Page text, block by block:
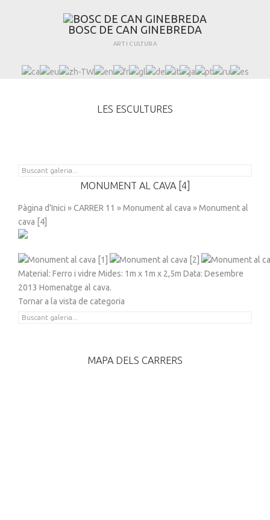
BOSC DE CAN GIN EBREDA
ART I CULTURA
LES ESCULTURES
MONUMENT AL CAVA [4]
Pàgina d'Inici »CARRER 11 »Monument al cava » Monument al
cava [4]
Material: Ferro i vidre Mides: 1m x 1m x 2,5m Data: Desembre
2013 Homenatge al cava.
Tornar a la vista de categoria
MAPA DELS CARRERS